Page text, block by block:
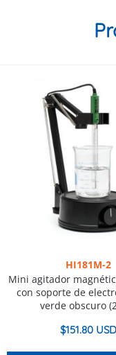
HI181M-2
Mini agitador
con soporte de
verde obscuro
$151.80 USD